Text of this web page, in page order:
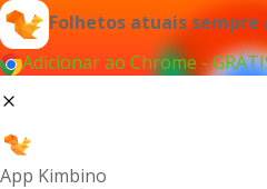
Folhetos atuais sempre
Adicionar ao Chrome -
App Kimbino